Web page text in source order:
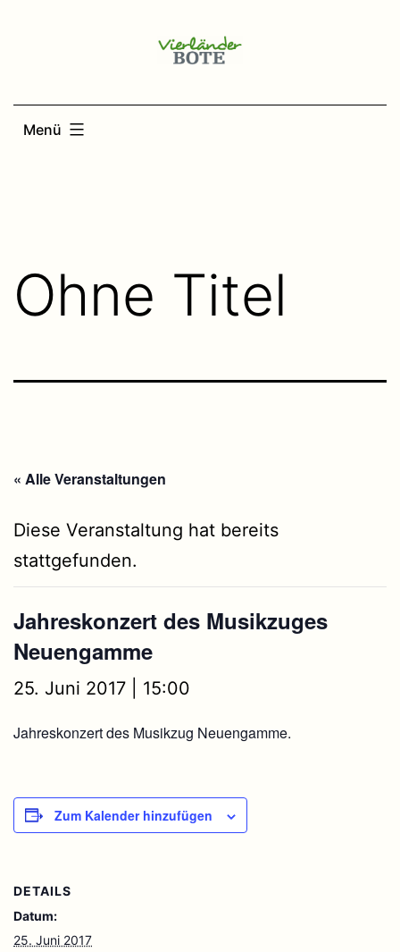
Menü
Ohne Titel
« Alle Veranstaltungen
Diese Veranstaltung hat bereits
stattgefunden.
Jahreskonzert des Musikzuges
Neuengamme
25. Juni 2017 | 15:00
Jahreskonzert des Musikzug Neuengamme.
Zum Kalender hinzufügen
DETAILS
Datum:
25. Juni 2017